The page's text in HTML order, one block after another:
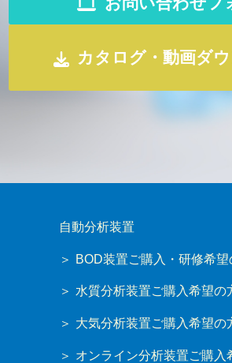
カタログ・動画ダ
自動分析装置
BOD装置ご購入・研修希望
水質分析装置ご購入希望の
大気分析装置ご購入希望の
オンライン分析装置ご購入